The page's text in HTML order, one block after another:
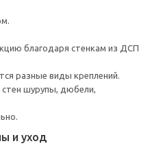
благодаря стенкам из ДСП
разные виды креплений.
шурупы, дюбели,
и уход